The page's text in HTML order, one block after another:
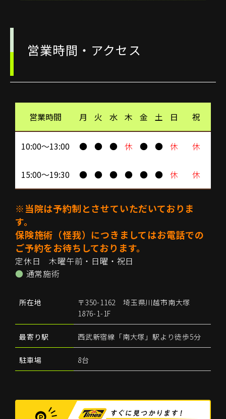
営業時間・アクセス
営業時間 月 火 水 木 金 土 日 祝
10:00～13:00 ● ● ● 休 ● ● 休 休
15:00～19:30 ● ● ● ● ● ● 休 休
※当院は予約制とさせていただいておりま
す。
保険施術（怪我）につきましてはお電話での
ご予約をお待ちしております。
定休日 木曜午前・日曜・祝日
● 通常施術
所在地
〒350-1162 埼玉県川越市南大塚
1876-1-1F
最寄り駅 西武新宿線「南大塚」駅より徒歩5分
駐車場 8台